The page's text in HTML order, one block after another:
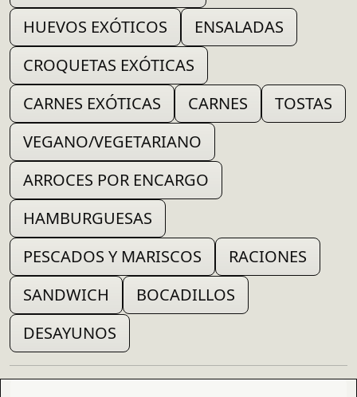
HUEVOS EXÓTICOS
ENSALADAS
CROQUETAS EXÓTICAS
CARNES EXÓTICAS
CARNES
TOSTAS
VEGANO/VEGETARIANO
ARROCES POR ENCARGO
HAMBURGUESAS
PESCADOS Y MARISCOS
RACIONES
SANDWICH
BOCADILLOS
DESAYUNOS